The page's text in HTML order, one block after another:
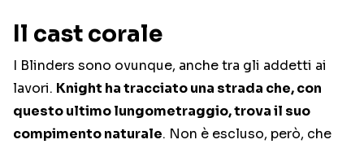
Il cast corale
I Blinders sono ovunque, anche tra gli addetti ai
lavori. Knight ha tracciato una strada che, con
questo ultimo lungometraggio, trova il suo
compimento naturale. Non è escluso, però, che